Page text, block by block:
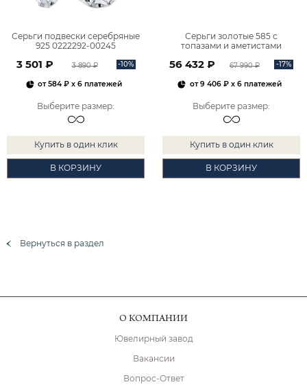
Серьги подвески серебряные
925 0222292-00245
3 501 ₽ 3 890 ₽ -10%
от584 ₽ x 6 платежей
Выберите размер:
Купить в один клик
В КОРЗИНУ
Серьги золотые 585 с
топазами и аметистами
56 432 ₽ 67 990 ₽ -17%
от9 406 ₽x 6 платежей
Выберите размер:
Купить в один клик
В КОРЗИНУ
Вернуться в раздел
О КОМПАНИИ
Ювелирный завод
Вакансии
Вопрос-Ответ